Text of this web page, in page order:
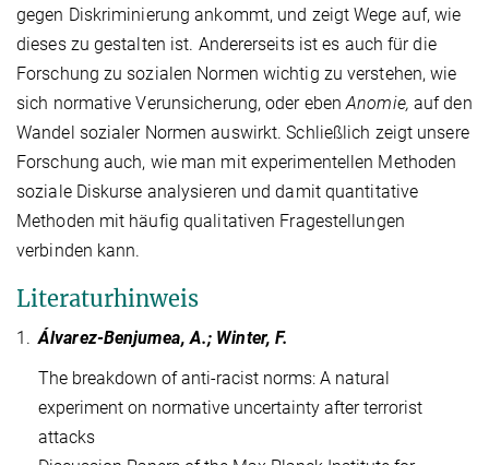
gegen Diskriminierung ankommt, und zeigt Wege auf, wie
dieses zu gestalten ist. Andererseits ist es auch für die
Forschung zu sozialen Normen wichtig zu verstehen, wie
sich normative Verunsicherung, oder ebenAnomie, auf den
Wandel sozialer Normen auswirkt. Schließlich zeigt unsere
Forschung auch, wie man mit experimentellen Methoden
soziale Diskurse analysieren und damit quantitative
Methoden mit häufig qualitativen Fragestellungen
verbinden kann.
Literaturhinweis
1. Álvarez-Benjumea, A.; Winter, F.
The breakdown of anti-racist norms: A natural
experiment on normative uncertainty after terrorist
attacks